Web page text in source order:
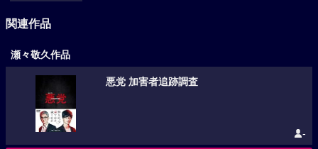
関連作品
瀬々敬久作品
悪党 加害者追跡調査
-